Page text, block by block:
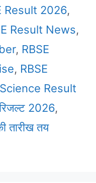
Result 2026,
Result News,
, RBSE
, RBSE
Result
रिजल्ट 2026,
तारीख तय